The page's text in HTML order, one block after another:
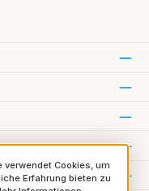
verwendet Cookies, um
Erfahrung bieten zu